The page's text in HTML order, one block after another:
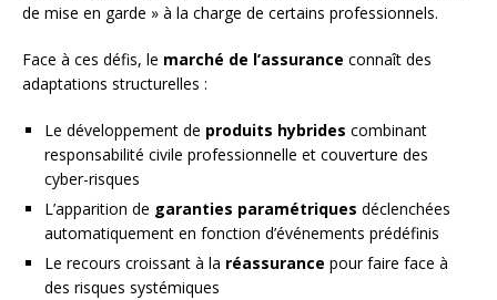
de mise en garde » à la charge de certains professionnels.
Face à ces défis, le marché de l’assurance connaît des
adaptations structurelles :
Le développement de produits hybrides combinant
responsabilité civile professionnelle et couverture des
cyber-risques
L’apparition de garanties paramétriques déclenchées
automatiquement en fonction d’événements prédéfinis
Le recours croissant à la réassurance pour faire face à
des risques systémiques